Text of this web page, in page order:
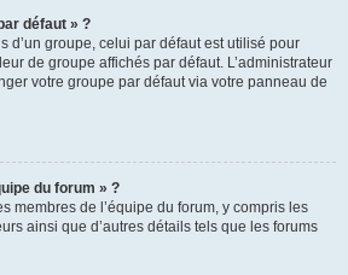
défaut » ?
d’un groupe, celui par défaut est utilisé pour
de groupe affichés par défaut. L’administrateur
votre groupe par défaut via votre panneau de
du forum » ?
membres de l’équipe du forum, y compris les
ainsi que d’autres détails tels que les forums